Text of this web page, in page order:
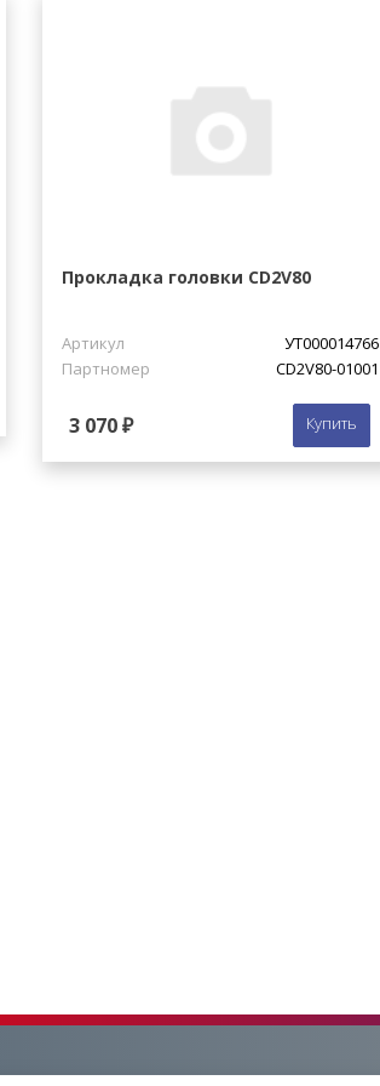
Прокладка головки CD2V80
Артикул
УТ000014766
Партномер
CD2V80-01001
3 070 ₽ Купить